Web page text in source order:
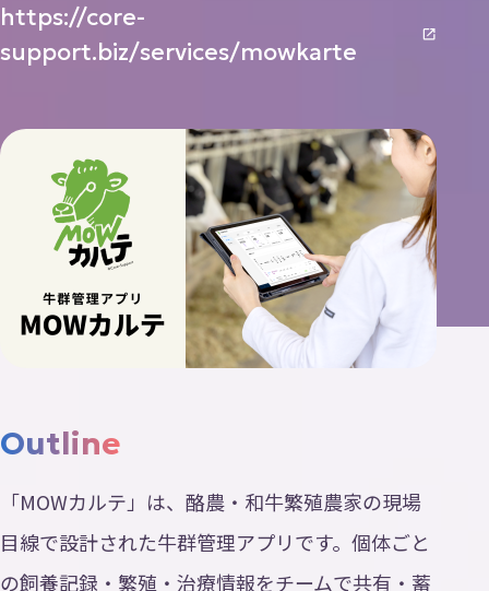
Contact
お問い合わせ
ニュース
トピックス
プライバシーポリシー
AI活用ポリシー
ISMS方針
https://core-
support.biz/services/mowkarte
Outline
「MOWカルテ」は、酪農・和牛繁殖農家の現場
目線で設計された牛群管理アプリです。個体ごと
の飼養記録・繁殖・治療情報をチームで共有・蓄